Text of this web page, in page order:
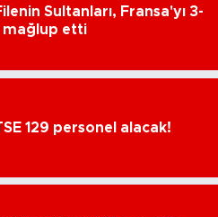
Sultanları, Fransa'yı 3-
mağlup etti
129 personel alacak!